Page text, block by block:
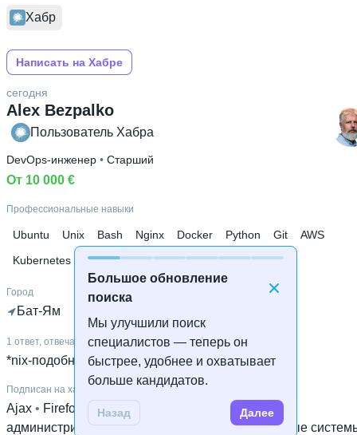
Большое обновление
поиска
Мы улучшили поиск
специалистов — теперь он
быстрее, удобнее и охватывает
больше кандидатов.
Назад Далее
Хабр
Написать на Хабре
Alex Bezpalko
сегодня
Пользователь Хабра
DevOps-инженер • Старший
От 10 000 €
Профессиональные навыки
Ubuntu Unix Bash Nginx Docker Python Git
AWS
Kubernetes
Linux
Город
Бат-Ям
1 ответ, отвечает по темам
*nix-подобные системы
Подписан на хабы
Ajax • Firefox Веб-разработка
Системное
администрирование
Спутниковые